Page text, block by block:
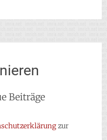
Beiträge
zur